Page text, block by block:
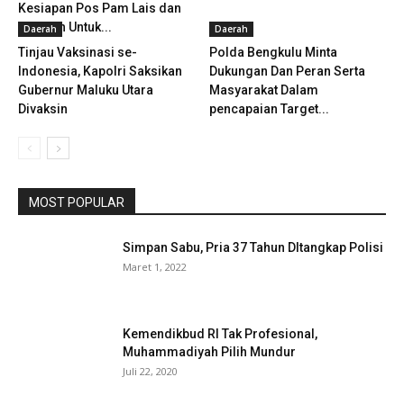
Kesiapan Pos Pam Lais dan
Ketahun Untuk...
Daerah
Tinjau Vaksinasi se-
Indonesia, Kapolri Saksikan
Gubernur Maluku Utara
Divaksin
Daerah
Polda Bengkulu Minta
Dukungan Dan Peran Serta
Masyarakat Dalam
pencapaian Target...
MOST POPULAR
Simpan Sabu, Pria 37 Tahun DItangkap Polisi
Maret 1, 2022
Kemendikbud RI Tak Profesional,
Muhammadiyah Pilih Mundur
Juli 22, 2020